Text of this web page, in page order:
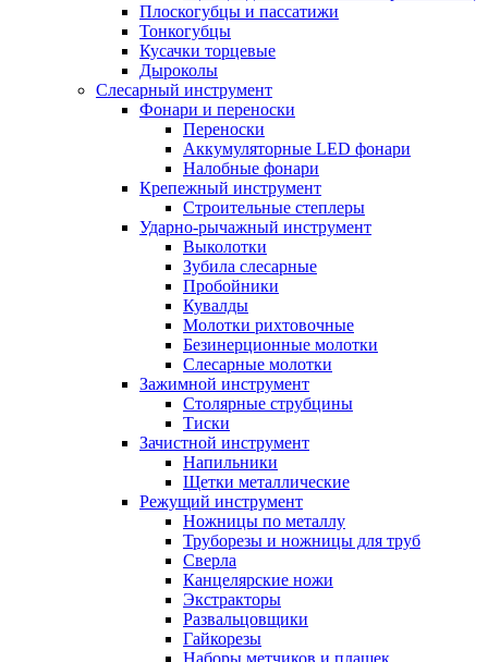
Плоскогубцы и пассатижи
Тонкогубцы
Кусачки торцевые
Дыроколы
Слесарный инструмент
Фонари и переноски
Переноски
Аккумуляторные LED фонари
Налобные фонари
Крепежный инструмент
Строительные степлеры
Ударно-рычажный инструмент
Выколотки
Зубила слесарные
Пробойники
Кувалды
Молотки рихтовочные
Безинерционные молотки
Слесарные молотки
Зажимной инструмент
Столярные струбцины
Тиски
Зачистной инструмент
Напильники
Щетки металлические
Режущий инструмент
Ножницы по металлу
Труборезы и ножницы для труб
Сверла
Канцелярские ножи
Экстракторы
Развальцовщики
Гайкорезы
Наборы метчиков и плашек